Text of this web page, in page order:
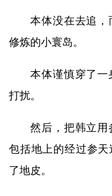
本体没在去追
修炼的小寰岛。
本体谨慎穿了一
打扰。
然后，把韩立用
包括地上的经过参
了地皮。